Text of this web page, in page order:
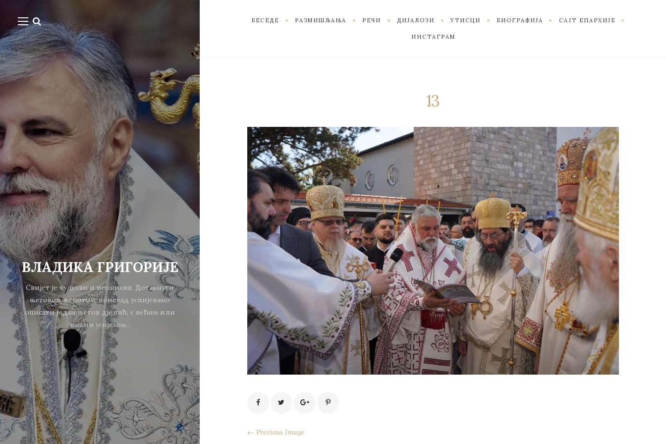
ВЛАДИКА ГРИГОРИЈЕ
Свијет је чудесан и неописив. Дотакнути
његовом љепотом, понекад успијевамо
описати један његов дјелић, с већим или
мањим успјехом...
БЕСЕДЕ РАЗМИШЉАЊА РЕЧИ ДИЈАЛОЗИ УТИСЦИ БИОГРАФИЈА САЈТ ЕПАРХИЈЕ
ИНСТАГРАМ
13
← Previous Image